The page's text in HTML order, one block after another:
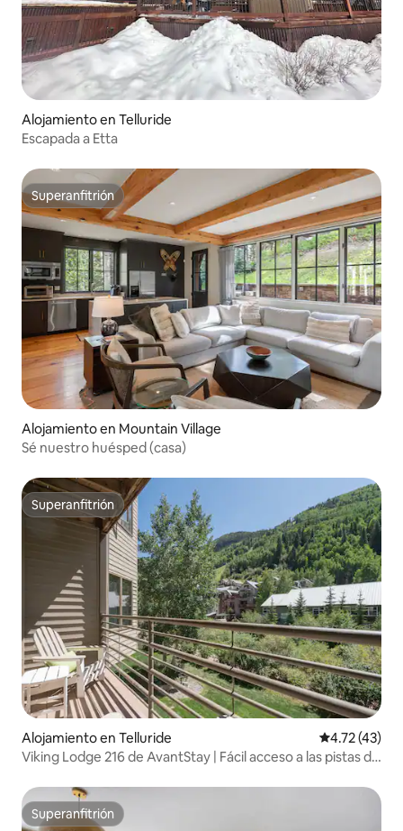
Alojamiento en Telluride
Escapada a Etta
Superanfitrión
Superanfitrión
Alojamiento en Mountain Village
Sé nuestro huésped (casa)
Superanfitrión
Superanfitrión
Alojamiento en Telluride Calificación
4.72 (43)
Viking Lodge 216 de AvantStay | Fácil acceso a las pistas de
Superanfitrión
Superanfitrión